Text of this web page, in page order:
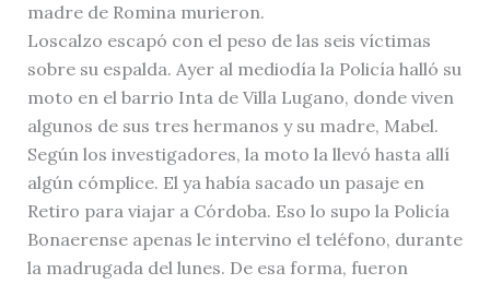
madre de Romina murieron.
Loscalzo escapó con el peso de las seis víctimas
sobre su espalda. Ayer al mediodía la Policía halló su
moto en el barrio Inta de Villa Lugano, donde viven
algunos de sus tres hermanos y su madre, Mabel.
Según los investigadores, la moto la llevó hasta allí
algún cómplice. El ya había sacado un pasaje en
Retiro para viajar a Córdoba. Eso lo supo la Policía
Bonaerense apenas le intervino el teléfono, durante
la madrugada del lunes. De esa forma, fueron